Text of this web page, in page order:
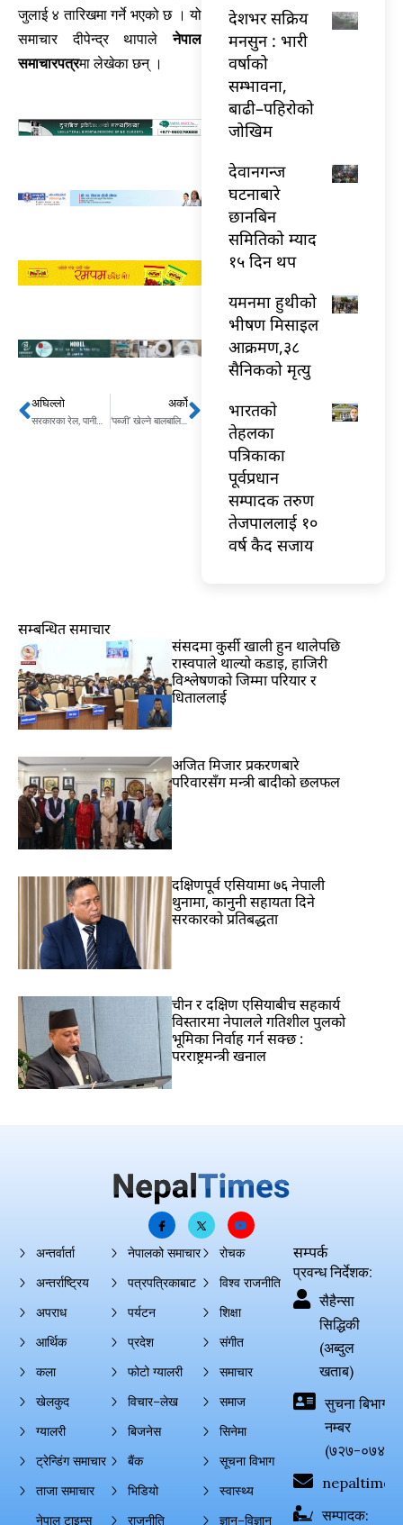
जुलाई ४ तारिखमा गर्ने भएको छ । यो
समाचार दीपेन्द्र थापाले नेपाल
समाचारपत्रमा लेखेका छन् ।
Prev
अघिल्लो
सरकारका रेल, पानीजहाज, ग्याँस पाइपलगायत योजना नै अलमलमा
अर्को
‘पब्जी’ खेल्ने बालबालिकामा मानसिक असन्तुलन, तत्काल बन्द गर्न मागNext
देशभर सक्रिय
मनसुन : भारी
वर्षाको
सम्भावना,
बाढी–पहिरोको
जोखिम
देवानगन्ज
घटनाबारे
छानबिन
समितिको म्याद
१५ दिन थप
यमनमा हुथीको
भीषण मिसाइल
आक्रमण,३८
सैनिकको मृत्यु
भारतकाे
तेहलका
पत्रिकाका
पूर्वप्रधान
सम्पादक तरुण
तेजपाललाई १०
वर्ष कैद सजाय
सम्बन्धित समाचार
संसदमा कुर्सी खाली हुन थालेपछि
रास्वपाले थाल्यो कडाइ, हाजिरी
विश्लेषणको जिम्मा परियार र
धिताललाई
अजित मिजार प्रकरणबारे
परिवारसँग मन्त्री बादीको छलफल
दक्षिणपूर्व एसियामा ७६ नेपाली
थुनामा, कानुनी सहायता दिने
सरकारको प्रतिबद्धता
चीन र दक्षिण एसियाबीच सहकार्य
विस्तारमा नेपालले गतिशील पुलको
भूमिका निर्वाह गर्न सक्छ :
परराष्ट्रमन्त्री खनाल
अन्तर्वार्ता
अन्तर्राष्ट्रिय
अपराध
आर्थिक
कला
खेलकुद
ग्यालरी
ट्रेन्डिंग समाचार
ताजा समाचार
नेपाल टाइम्स
नेपालको समाचार
पत्रपत्रिकाबाट
पर्यटन
प्रदेश
फोटो ग्यालरी
विचार–लेख
बिजनेस
बैंक
भिडियो
राजनीति
रोचक
विश्व राजनीति
शिक्षा
संगीत
समाचार
समाज
सिनेमा
सूचना विभाग
स्वास्थ्य
ज्ञान–विज्ञान
सम्पर्क
प्रवन्ध निर्देशक:
सैहैन्सा
सिद्धिकी
(अब्दुल
खताब)
सुचना बिभाग
नम्बर
(७२७-०७४-
सम्पादक: